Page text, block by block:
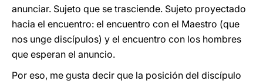
anunciar. Sujeto que se trasciende. Sujeto proyectado
hacia el encuentro: el encuentro con el Maestro (que
nos unge discípulos) y el encuentro con los hombres
que esperan el anuncio.
Por eso, me gusta decir que la posición del discípulo